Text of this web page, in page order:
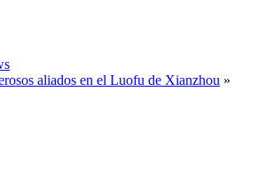
aliados en el Luofu de Xianzhou »